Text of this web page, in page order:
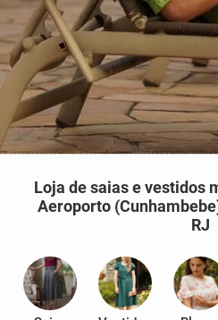
Loja de saias e vestidos
Aeroporto
RJ